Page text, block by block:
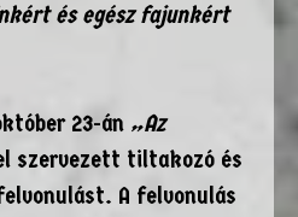
és egész fajunkért
23-án „Az
szervezett tiltakozó és
A felvonulás